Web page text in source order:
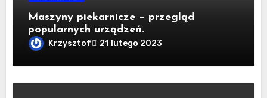
Maszyny piekarnicze – przegląd
popularnych urządzeń.
Krzysztof 21 lutego 2023